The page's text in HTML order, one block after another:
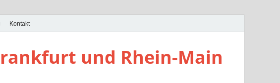
Kontakt
und Rhein-Main